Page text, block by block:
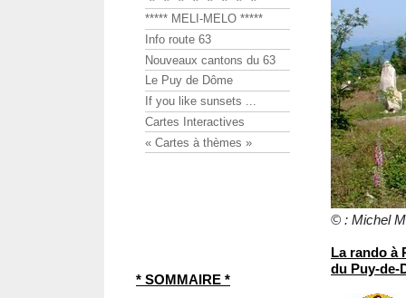
© : Michel
La rando à
du Puy-de-
***** MELI-MELO *****
Info route 63
Nouveaux cantons du 63
Le Puy de Dôme
If you like sunsets ...
Cartes Interactives
« Cartes à thèmes »
* SOMMAIRE *